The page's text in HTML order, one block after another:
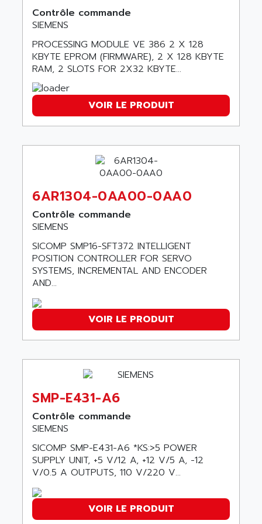
SINUMERIK 810
PREMIUM
PREVENTA
TWIDO
NANO
PCMCIA CARD
SIMATIC S7-300
TDM
KDV
KVR
TVD
SERVO DRIVE
AC MAINSPINDLE
KDA
TDA
BUM
DIAX 04
cms3
CMS
PARVEX
AMS
R6TXB
MOVITRAC
ACTIOMTECH
ACTION PAK
ACTIVA MULLER
ACTIVE HUB
ACTIVIB
ACTRONIC
ACU-RITE
ACX ADAP TORR
ADAFRUIT
ADAM
ADAMCZEWSKI
ADAMEL
ADANI PSC
ADAPTATER
ADAPTORR
ADC AUTOMATICA
ADDER
ADDI DATA
ADEPT
ADEPT TECHNOLOGY
Contrôle commande
SIEMENS
PROCESSING MODULE VE 386 2 X 128
KBYTE EPROM (FIRMWARE), 2 X 128 KBYTE
RAM, 2 SLOTS FOR 2X32 KBYTE...
VOIR LE PRODUIT
6AR1304-0AA00-0AA0
Contrôle commande
SIEMENS
SICOMP SMP16-SFT372 INTELLIGENT
POSITION CONTROLLER FOR SERVO
SYSTEMS, INCREMENTAL AND ENCODER
AND...
VOIR LE PRODUIT
SMP-E431-A6
Contrôle commande
SIEMENS
SICOMP SMP-E431-A6 *KS:>5 POWER
SUPPLY UNIT, +5 V/12 A, +12 V/5 A, -12
V/0.5 A OUTPUTS, 110 V/220 V...
VOIR LE PRODUIT